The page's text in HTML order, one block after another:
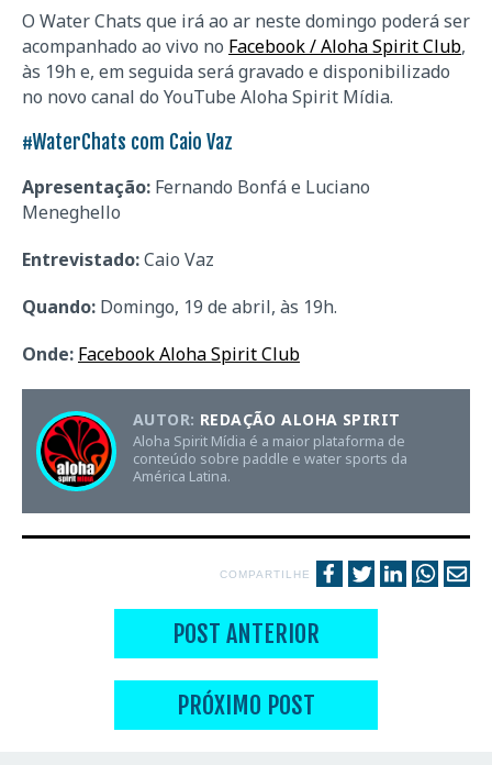
O Water Chats que irá ao ar neste domingo poderá ser
acompanhado ao vivo no Facebook / Aloha Spirit Club,
às 19h e, em seguida será gravado e disponibilizado
no novo canal do YouTube Aloha Spirit Mídia.
#WaterChats com Caio Vaz
Apresentação: Fernando Bonfá e Luciano
Meneghello
Entrevistado:Caio Vaz
Quando: Domingo, 19 de abril, às 19h.
Onde: Facebook Aloha Spirit Club
AUTOR: REDAÇÃO ALOHA SPIRIT
Aloha Spirit Mídia é a maior plataforma de
conteúdo sobre paddle e water sports da
América Latina.
COMPARTILHE
POST ANTERIOR
PRÓXIMO POST